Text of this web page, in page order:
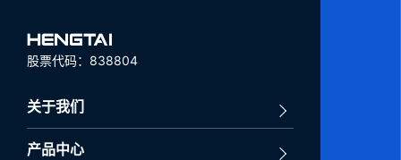
股票代码：838804
关于我们
产品中心